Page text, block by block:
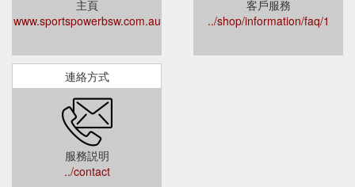
主頁
www.sportspowerbsw.com.au
客戶服務
../shop/information/faq/1
連絡方式
服務説明
../contact